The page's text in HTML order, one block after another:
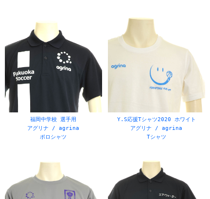
福岡中学校 選手用
アグリナ / agrina
ポロシャツ
Y.S応援Tシャツ2020 ホワイト
アグリナ / agrina
Tシャツ